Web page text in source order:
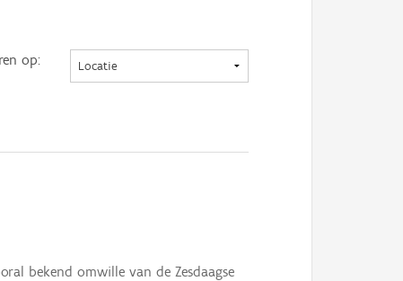
op:
bekend omwille van de Zesdaagse